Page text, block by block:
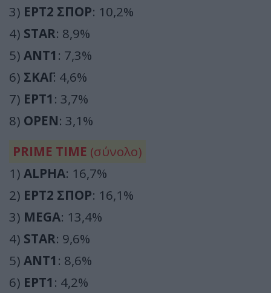
3) ΕΡΤ2 ΣΠΟΡ: 10,2%
4) STAR: 8,9%
5) ΑΝΤ1 : 7,3%
6) ΣΚΑΪ: 4,6%
7) ΕΡΤ1 : 3,7%
8) OPEN: 3,1%
PRIME TIME (σύνολο)
1) ALPHA: 16,7%
2) ΕΡΤ2 ΣΠΟΡ: 16,1%
3) MEGA: 13,4%
4) STAR: 9,6%
5) ΑΝΤ1 : 8,6%
6) ΕΡΤ1 : 4,2%